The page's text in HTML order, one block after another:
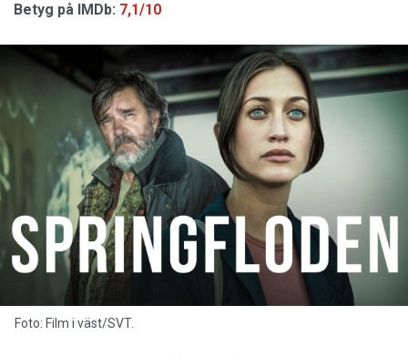
Betyg på IMDb: 7,1/10
Foto: Film i väst/SVT.